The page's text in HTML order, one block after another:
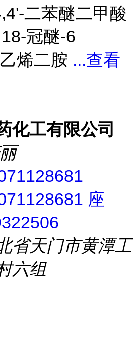
二苯醚二甲酸
冠醚-6
烯二胺 ...查看
化工有限公司
座
省天门市黄潭工
六组